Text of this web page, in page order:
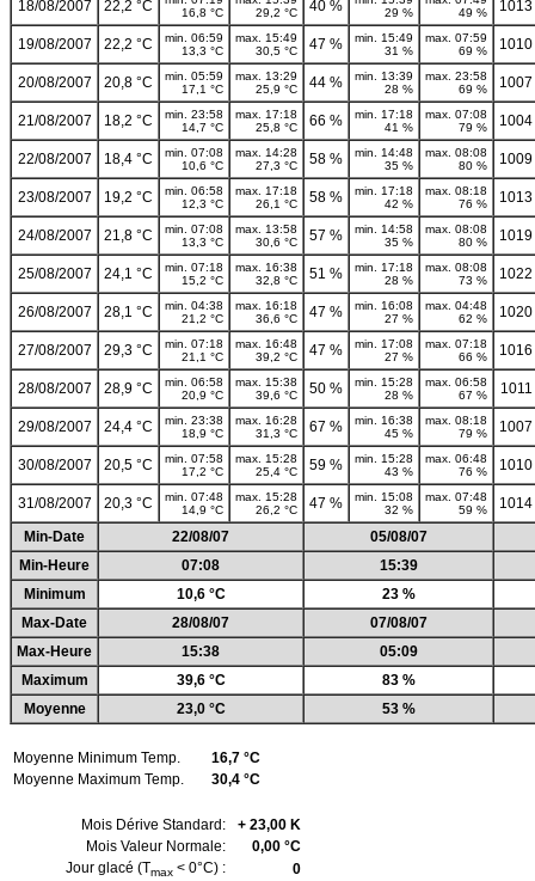
18/08/2007 22,2 °C
16,8 °C
29,2 °C
40 %
29 %
49 %
19/08/2007 22,2 °C
min. 06:59
13,3 °C
max. 15:49
30,5 °C
47 %
min. 15:49
31 %
max. 07:59
69 %
20/08/2007 20,8 °C
min. 05:59
17,1 °C
max. 13:29
25,9 °C
44 %
min. 13:39
28 %
max. 23:58
69 %
21/08/2007 18,2 °C
min. 23:58
14,7 °C
max. 17:18
25,8 °C
66 %
min. 17:18
41 %
max. 07:08
79 %
22/08/2007 18,4 °C
min. 07:08
10,6 °C
max. 14:28
27,3 °C
58 %
min. 14:48
35 %
max. 08:08
80 %
23/08/2007 19,2 °C
min. 06:58
12,3 °C
max. 17:18
26,1 °C
58 %
min. 17:18
42 %
max. 08:18
76 %
24/08/2007 21,8 °C
min. 07:08
13,3 °C
max. 13:58
30,6 °C
57 %
min. 14:58
35 %
max. 08:08
80 %
25/08/2007 24,1 °C
min. 07:18
15,2 °C
max. 16:38
32,8 °C
51 %
min. 17:18
28 %
max. 08:08
73 %
26/08/2007 28,1 °C
min. 04:38
21,2 °C
max. 16:18
36,6 °C
47 %
min. 16:08
27 %
max. 04:48
62 %
27/08/2007 29,3 °C
min. 07:18
21,1 °C
max. 16:48
39,2 °C
47 %
min. 17:08
27 %
max. 07:18
66 %
28/08/2007 28,9 °C
min. 06:58
20,9 °C
max. 15:38
39,6 °C
50 %
min. 15:28
28 %
max. 06:58
67 %
29/08/2007 24,4 °C
min. 23:38
18,9 °C
max. 16:28
31,3 °C
67 %
min. 16:38
45 %
max. 08:18
79 %
30/08/2007 20,5 °C
min. 07:58
17,2 °C
max. 15:28
25,4 °C
59 %
min. 15:28
43 %
max. 06:48
76 %
31/08/2007 20,3 °C
min. 07:48
14,9 °C
max. 15:28
26,2 °C
47 %
min. 15:08
32 %
max. 07:48
59 %
Min-Date
22/08/07
05/08/07
Min-Heure
07:08
15:39
Minimum
10,6 °C
23 %
Max-Date
28/08/07
07/08/07
Max-Heure
15:38
05:09
Maximum
39,6 °C
83 %
Moyenne
23,0 °C 53 %
Moyenne Minimum Temp.
16,7 °C
Moyenne Maximum Temp.
30,4 °C
Mois Dérive Standard:
+ 23,00 K
Mois Valeur Normale:
0,00 °C
Jour glacé (Tmax < 0°C) :
0